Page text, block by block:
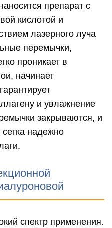
препарат с
кислотой и
лазерного луча
перемычки,
проникает в
начинает
и увлажнение
закрываются, и
надежно
спектр применения.